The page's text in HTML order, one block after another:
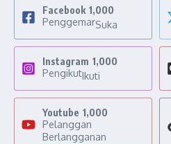
Facebook 1,000
PenggemarSuka
Instagram 1,000
PengikutIkuti
Youtube 1,000
Pelanggan
Berlangganan